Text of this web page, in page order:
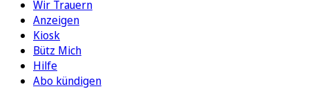
Wir Trauern
Anzeigen
Kiosk
Bütz Mich
Hilfe
Abo kündigen